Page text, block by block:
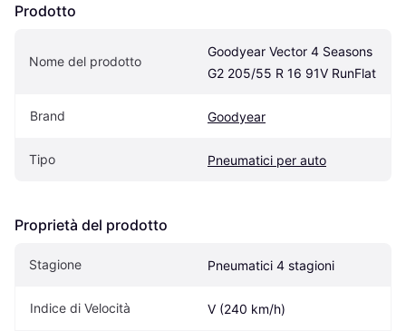
Prodotto
Nome del prodotto
Goodyear Vector 4 Seasons
G2 205/55 R 16 91V RunFlat
Brand Goodyear
Tipo Pneumatici per auto
Proprietà del prodotto
Stagione Pneumatici 4 stagioni
Indice di Velocità V (240 km/h)